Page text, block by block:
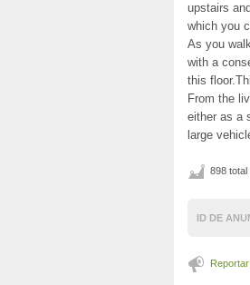
upstairs
which you
As you
with a
this
From the
either as a
large
898
ID DE